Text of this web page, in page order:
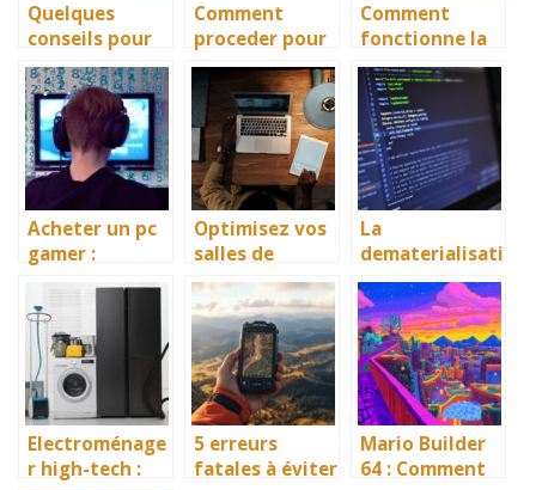
Quelques
conseils pour
faire des
economies en
copiant son
badge
d’immeuble
Comment
proceder pour
avoir un
numero RIO ?
Comment
fonctionne la
solution SD-
WAN ?
Acheter un pc
gamer :
l’ordinateur
portable ou la
tour ?
Optimisez vos
salles de
reunion avec
les meilleures
solutions de
visioconferenc
e
La
dematerialisati
on des
factures avec
sap drc : une
gestion
simplifiee pour
votre
entreprise
Electroménage
r high-tech :
5 erreurs
fatales à éviter
Mario Builder
64 : Comment